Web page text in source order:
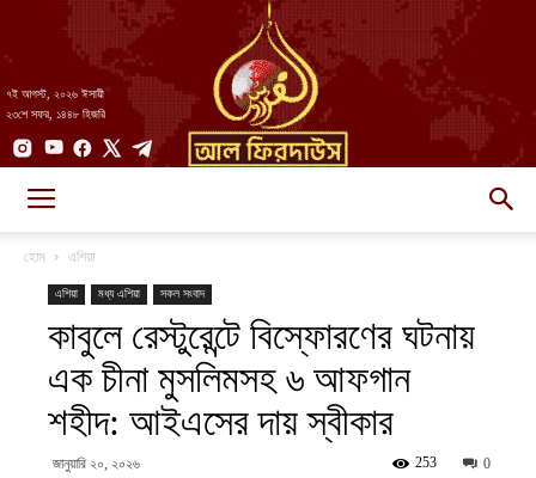
৭ই আগস্ট, ২০২৬ ঈসায়ী
২৩শে সফর, ১৪৪৮ হিজরি
||
আল-
হোম এশিয়া
এশিয়া মধ্য এশিয়া সকল সংবাদ
কাবুলে রেস্টুরেন্টে বিস্ফোরণের ঘটনায়
এক চীনা মুসলিমসহ ৬ আফগান
শহীদ: আইএসের দায় স্বীকার
জানুয়ারি ২০, ২০২৬ 0
253